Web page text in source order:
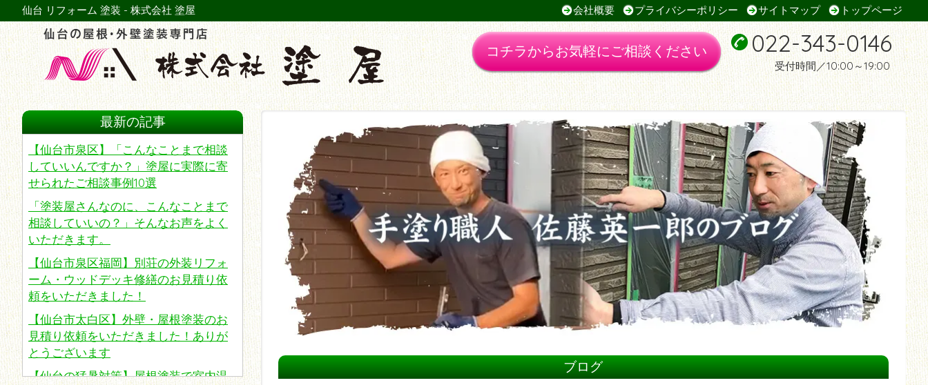
仙台 リフォーム 塗装 - 株式会社 塗屋 会社概要 プライバシーポリシー サイトマップ トップページ
022-343-0146
受付時間／10:00～19:00
コチラからお気軽にご相談ください
ブログ
最新の記事
【仙台市泉区】「こんなことまで相談
していいんですか？」塗屋に実際に寄
せられたご相談事例10選
「塗装屋さんなのに、こんなことまで
相談していいの？」そんなお声をよく
いただきます。
【仙台市泉区福岡】別荘の外装リフォ
ーム・ウッドデッキ修繕のお見積り依
頼をいただきました！
【仙台市太白区】外壁・屋根塗装のお
見積り依頼をいただきました！ありが
とうございます
【仙台の猛暑対策】屋根塗装で室内温